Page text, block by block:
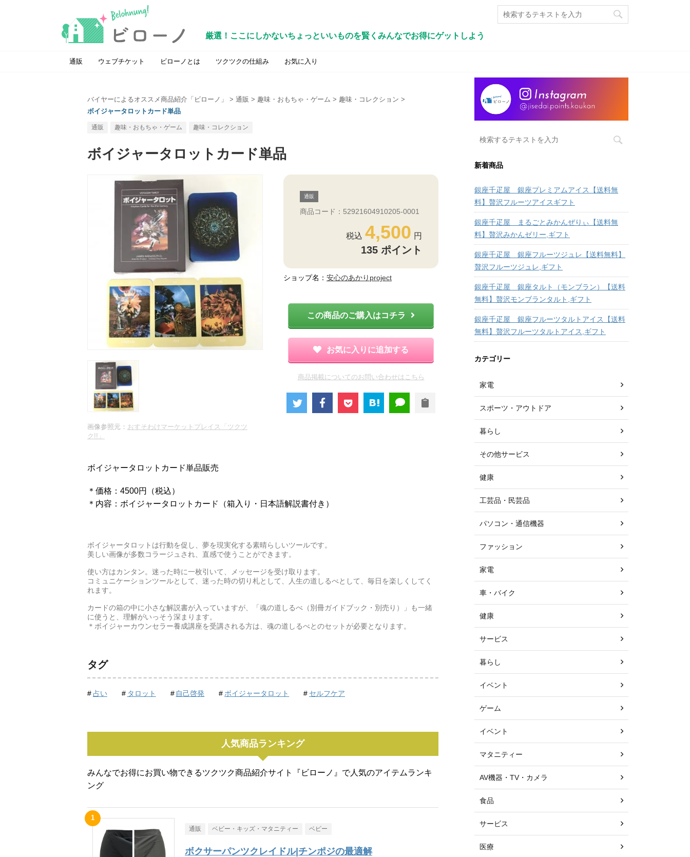
厳選！ここにしかないちょっといいものを賢くみんなでお得にゲットしよう
通販 ウェブチケット ビローノとは ツクツクの仕組み お気に入り
バイヤーによるオススメ商品紹介「ビローノ」 > 通販 > 趣味・おもちゃ・ゲーム > 趣味・コレクション >
ボイジャータロットカード単品
通販 趣味・おもちゃ・ゲーム 趣味・コレクション
ボイジャータロットカード単品
画像参照元： おすそわけマーケットプレイス「ツクツ
ク!!」
通販
商品コード：52921604910205-0001
4,500
135 ポイント
ショップ名： 安心のあかりproject
この商品のご購入はコチラ
お気に入りに追加する
商品掲載についてのお問い合わせはこちら
ボイジャータロットカード単品販売
＊価格：4500円（税込）
＊内容：ボイジャータロットカード（箱入り・日本語解説書付き）
ボイジャータロットは行動を促し、夢を現実化する素晴らしいツールです。
美しい画像が多数コラージュされ、直感で使うことができます。
使い方はカンタン。迷った時に一枚引いて、メッセージを受け取ります。
コミュニケーションツールとして、迷った時の切り札として、人生の道しるべとして、毎日を楽しくしてく
れます。
カードの箱の中に小さな解説書が入っていますが、「魂の道しるべ（別冊ガイドブック・別売り）」も一緒
に使うと、理解がいっそう深まります。
＊ボイジャーカウンセラー養成講座を受講される方は、魂の道しるべとのセットが必要となります。
タグ
占い タロット 自己啓発 ボイジャータロット セルフケア
人気商品ランキング
みんなでお得にお買い物できるツクツク商品紹介サイト『ビローノ』で人気のアイテムランキ
ング
通販 ベビー・キッズ・マタニティー ベビー
ボクサーパンツクレイドル|チンポジの最適解
新着商品
銀座千疋屋 銀座プレミアムアイス【送料無
料】贅沢フルーツアイスギフト
銀座千疋屋 まるごとみかんぜりぃ【送料無
料】贅沢みかんゼリー,ギフト
銀座千疋屋 銀座フルーツジュレ【送料無料】
贅沢フルーツジュレ,ギフト
銀座千疋屋 銀座タルト（モンブラン）【送料
無料】贅沢モンブランタルト,ギフト
銀座千疋屋 銀座フルーツタルトアイス【送料
無料】贅沢フルーツタルトアイス,ギフト
カテゴリー
家電
スポーツ・アウトドア
暮らし
その他サービス
健康
工芸品・民芸品
パソコン・通信機器
ファッション
家電
車・バイク
健康
サービス
暮らし
イベント
ゲーム
イベント
マタニティー
AV機器・TV・カメラ
食品
サービス
医療